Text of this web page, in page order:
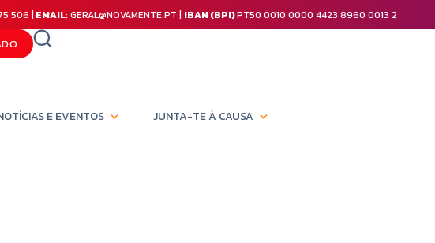
506 | EMAIL: GERAL@NOVAMENTE.PT | IBAN (BPI)PT50 0010 0000 4423 8960 0013 2
E EVENTOS JUNTA-TE À CAUSA